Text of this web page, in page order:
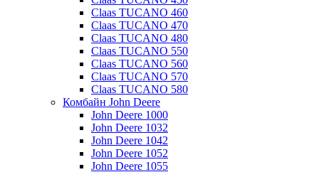
Claas TUCANO 460
Claas TUCANO 470
Claas TUCANO 480
Claas TUCANO 550
Claas TUCANO 560
Claas TUCANO 570
Claas TUCANO 580
Комбайн John Deere
John Deere 1000
John Deere 1032
John Deere 1042
John Deere 1052
John Deere 1055